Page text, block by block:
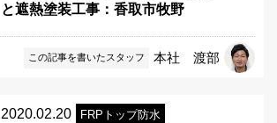
と遮熱塗装工事：香取市牧野
この記事を書いたスタッフ 本社 渡部
2020.02.20 FRPトップ防水